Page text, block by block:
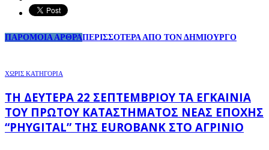
ΠΑΡΟΜΟΙΑ ΑΡΘΡΑΠΕΡΙΣΣΟΤΕΡΑ ΑΠΟ ΤΟΝ ΔΗΜΙΟΥΡΓΟ
ΧΩΡΊΣ ΚΑΤΗΓΟΡΊΑ
ΤΗ ΔΕΥΤΈΡΑ 22 ΣΕΠΤΕΜΒΡΊΟΥ ΤΑ ΕΓΚΑΊΝΙΑ
ΤΟΥ ΠΡΏΤΟΥ ΚΑΤΑΣΤΉΜΑΤΟΣ ΝΈΑΣ ΕΠΟΧΉΣ
“PHYGITAL” ΤΗΣ EUROBANK ΣΤΟ ΑΓΡΊΝΙΟ